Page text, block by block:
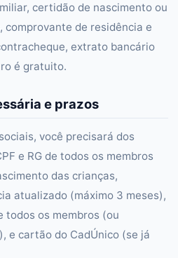
certidão de nascimento ou
comprovante de residência e
extrato bancário
é gratuito.
e prazos
você precisará dos
e RG de todos os membros
das crianças,
atualizado (máximo 3 meses),
todos os membros (ou
e cartão do CadÚnico (se já